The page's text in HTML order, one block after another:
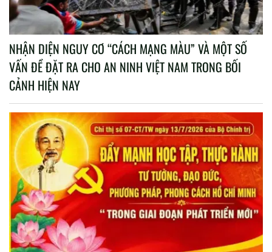
NHẬN DIỆN NGUY CƠ “CÁCH MẠNG MÀU” VÀ MỘT SỐ
VẤN ĐỀ ĐẶT RA CHO AN NINH VIỆT NAM TRONG BỐI
CẢNH HIỆN NAY